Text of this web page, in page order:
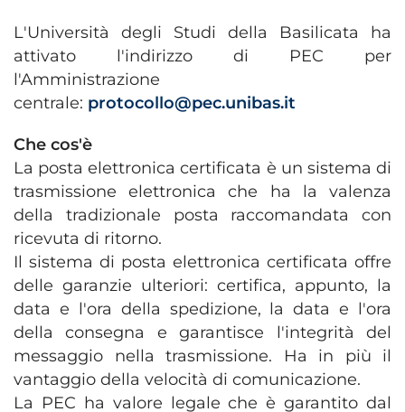
L'Università degli Studi della Basilicata ha
attivato l'indirizzo di PEC per
l'Amministrazione
centrale: protocollo@pec.unibas.it
Che cos'è
La posta elettronica certificata è un sistema di
trasmissione elettronica che ha la valenza
della tradizionale posta raccomandata con
ricevuta di ritorno.
Il sistema di posta elettronica certificata offre
delle garanzie ulteriori: certifica, appunto, la
data e l'ora della spedizione, la data e l'ora
della consegna e garantisce l'integrità del
messaggio nella trasmissione. Ha in più il
vantaggio della velocità di comunicazione.
La PEC ha valore legale che è garantito dal